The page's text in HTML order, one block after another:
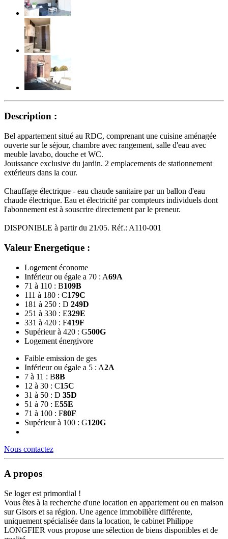
Description :
Bel appartement situé au RDC, comprenant une cuisine aménagée
ouverte sur le séjour, chambre avec rangement, salle d'eau avec
meuble lavabo, douche et WC.
Jouissance exclusive du jardin. 2 emplacements de stationnement
extérieurs dans la cour.
Chauffage électrique - eau chaude sanitaire par un ballon d'eau
chaude électrique. Eau et électricité par compteurs individuels dont
l'abonnement est à souscrire directement par le preneur.
DISPONIBLE à partir du 21/05. Réf.: A110-001
Valeur Energetique :
Logement économe
Inférieur ou égale a 70 : A69A
71 à 110 : B109B
111 à 180 : C179C
181 à 250 : D 249D
251 à 330 : E329E
331 à 420 : F419F
Supérieur à 420 : G500G
Logement énergivore
Faible emission de ges
Inférieur ou égale a 5 : A2A
7 à 11 : B8B
12 à 30 : C15C
31 à 50 : D 35D
51 à 70 : E55E
71 à 100 : F80F
Supérieur à 100 : G120G
Nous contactez
A propos
Se loger est primordial !
Vous êtes à la recherche d'une location en appartement ou en maison
sur Gisors et sa région. Une agence immobilière différente,
uniquement spécialisée dans la location, le cabinet Philippe
LONGFIER vous propose une sélection de biens disponibles et de